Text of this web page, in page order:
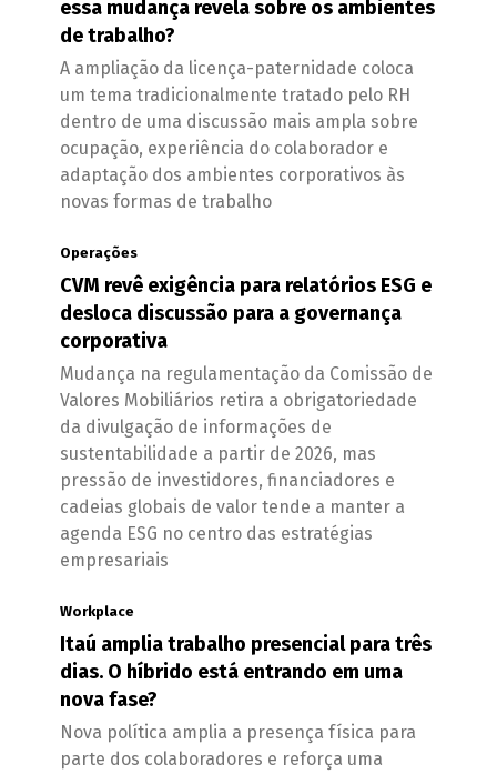
essa mudança revela sobre os ambientes
de trabalho?
A ampliação da licença-paternidade coloca
um tema tradicionalmente tratado pelo RH
dentro de uma discussão mais ampla sobre
ocupação, experiência do colaborador e
adaptação dos ambientes corporativos às
novas formas de trabalho
Operações
CVM revê exigência para relatórios ESG e
desloca discussão para a governança
corporativa
Mudança na regulamentação da Comissão de
Valores Mobiliários retira a obrigatoriedade
da divulgação de informações de
sustentabilidade a partir de 2026, mas
pressão de investidores, financiadores e
cadeias globais de valor tende a manter a
agenda ESG no centro das estratégias
empresariais
Workplace
Itaú amplia trabalho presencial para três
dias. O híbrido está entrando em uma
nova fase?
Nova política amplia a presença física para
parte dos colaboradores e reforça uma